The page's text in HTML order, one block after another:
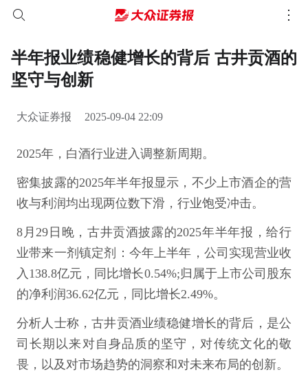
半年报业绩稳健增长的背后 古井贡酒的
坚守与创新
大众证券报 2025-09-04 22:09
2025年，白酒行业进入调整新周期。
密集披露的2025年半年报显示，不少上市酒企的营
收与利润均出现两位数下滑，行业饱受冲击。
8月29日晚，古井贡酒披露的2025年半年报，给行
业带来一剂镇定剂：今年上半年，公司实现营业收
入138.8亿元，同比增长0.54%;归属于上市公司股东
的净利润36.62亿元，同比增长2.49%。
分析人士称，古井贡酒业绩稳健增长的背后，是公
司长期以来对自身品质的坚守，对传统文化的敬
畏，以及对市场趋势的洞察和对未来布局的创新。